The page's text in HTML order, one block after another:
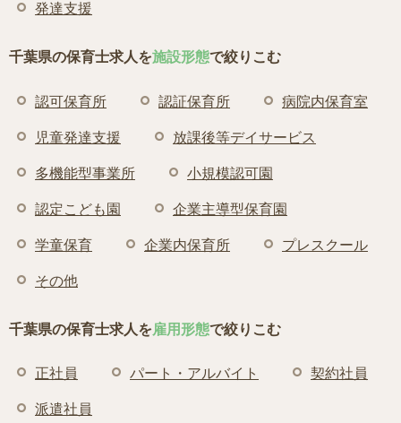
発達支援
千葉県の保育士求人を施設形態で絞りこむ
認可保育所 認証保育所 病院内保育室
児童発達支援 放課後等デイサービス
多機能型事業所 小規模認可園
認定こども園 企業主導型保育園
学童保育 企業内保育所 プレスクール
その他
千葉県の保育士求人を雇用形態で絞りこむ
正社員 パート・アルバイト 契約社員
派遣社員